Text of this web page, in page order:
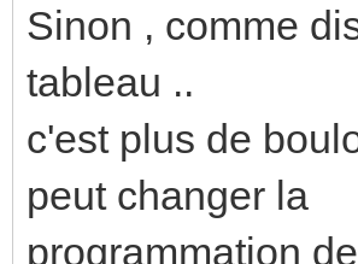
Sinon , comme
tableau ..
c'est plus de
peut changer la
programmation